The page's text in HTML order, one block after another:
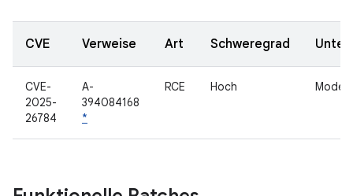
CVE Verweise Art Schweregrad
CVE-
2025-
26784
A-
394084168
*
RCE Hoch Modem